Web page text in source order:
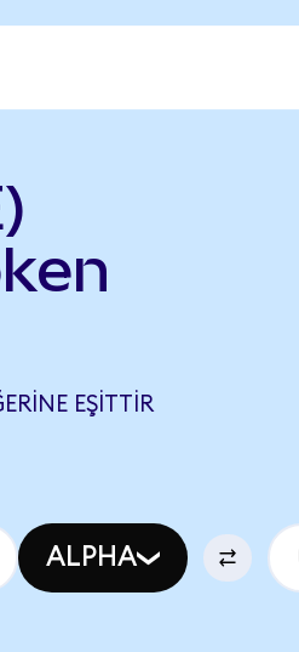
EŞITTIR
ALPHA